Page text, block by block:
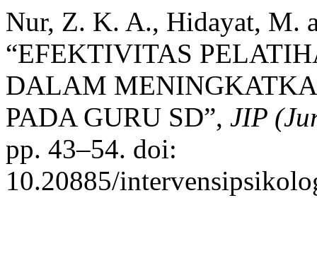
Nur, Z. K. A., Hidayat, M.
“EFEKTIVITAS
DALAM
PADA GURU SD”, JIP
pp. 43–54. doi:
10.20885/